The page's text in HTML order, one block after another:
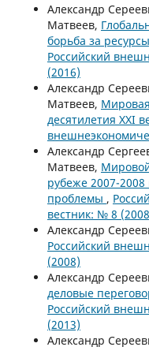
Александр
Матвеев,
борьба за
Российский
(2016)
Александр
Матвеев,
десятилетия XXI
Александр
Матвеев,
рубеже 2007-
проблемы ,
вестник: № 8
Александр
Российский
(2008)
Александр
деловые
Российский
(2013)
Александр